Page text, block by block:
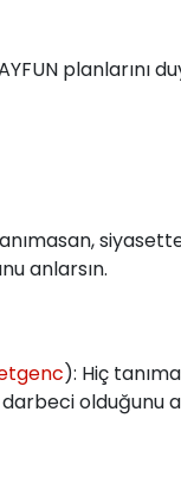
planlarını
anlarsın.
): Hiç
olduğunu